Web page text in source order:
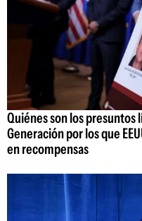
Quiénes son los presuntos
Generación por los que
en recompensas